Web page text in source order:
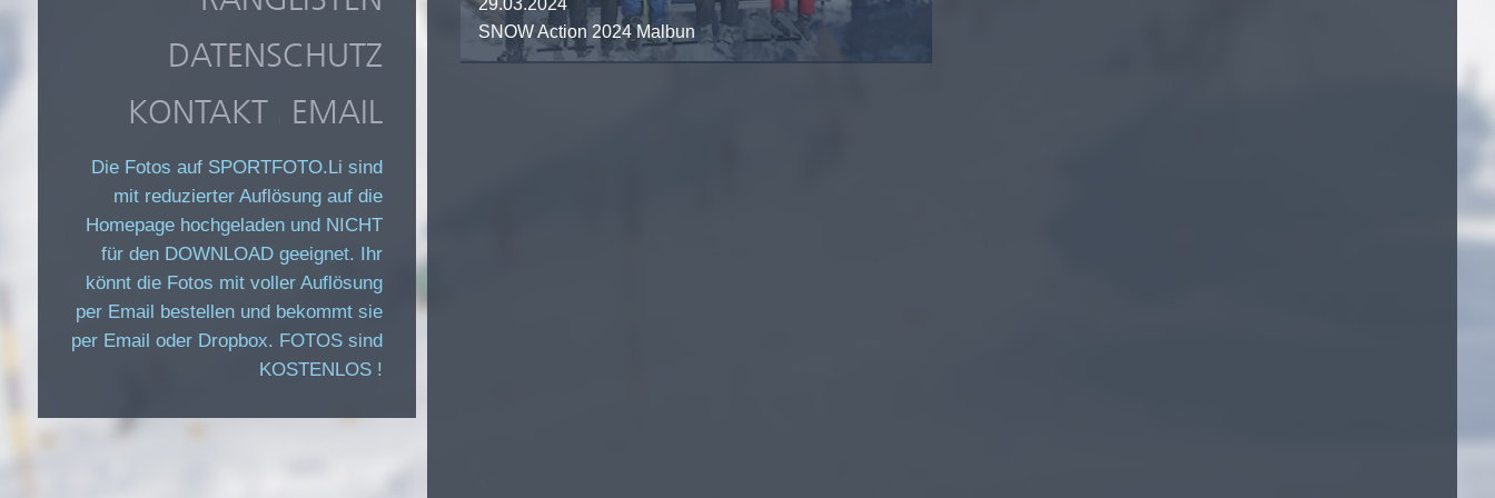
DATENSCHUTZ
KONTAKT
EMAIL
Die Fotos auf SPORTFOTO.Li sind
mit reduzierter Auflösung auf die
Homepage hochgeladen und NICHT
für den DOWNLOAD geeignet. Ihr
könnt die Fotos mit voller Auflösung
per Email bestellen und bekommt sie
per Email oder Dropbox. FOTOS sind
KOSTENLOS !
29.03.2024
SNOW Action 2024 Malbun